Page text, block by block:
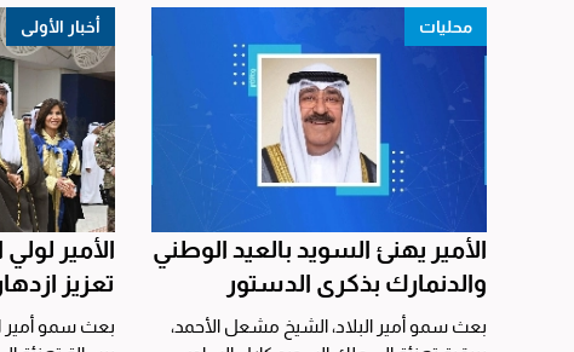
محليات
الأمير يهنئ السويد بالعيد الوطني
والدنمارك بذكرى الدستور
بعث سمو أمير البلاد، الشيخ مشعل الأحمد،
أخبار الأولى
الأمير
تعزيز
بعث سمو أمير